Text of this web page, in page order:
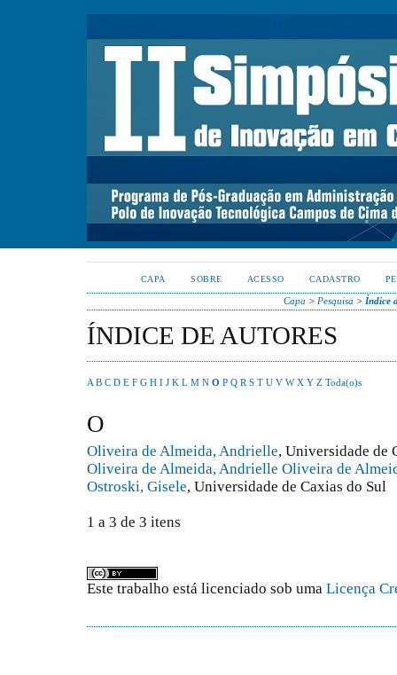
CAPA SOBRE ACESSO CADASTRO
Capa > Pesquisa > Índice
ÍNDICE DE AUTORES
A B C D E F G H I J K L M N O P Q R S T U V W X Y Z Toda(o)s
O
Oliveira de Almeida, Andrielle, Universidade de
Oliveira de Almeida, Andrielle Oliveira de
Ostroski, Gisele, Universidade de Caxias do Sul
1 a 3 de 3 itens
Este trabalho está licenciado sob uma Licença